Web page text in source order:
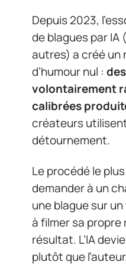
Depuis 2023,
de blagues par IA
autres) a créé un
d’humour nul :
volontairement
calibrées
créateurs
détournement.
Le procédé le
demander à un
une blague sur
à filmer sa
résultat. L’IA
plutôt que